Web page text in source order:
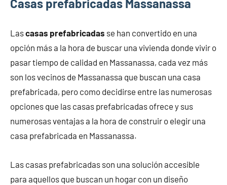
Casas prefabricadas Massanassa
Lascasas prefabricadas se han convertido en una
opción más a la hora de buscar una vivienda donde vivir o
pasar tiempo de calidad en Massanassa, cada vez más
son los vecinos de Massanassa que buscan una casa
prefabricada, pero como decidirse entre las numerosas
opciones que las casas prefabricadas ofrece y sus
numerosas ventajas a la hora de construir o elegir una
casa prefabricada en Massanassa.
Las casas prefabricadas son una solución accesible
para aquellos que buscan un hogar con un diseño